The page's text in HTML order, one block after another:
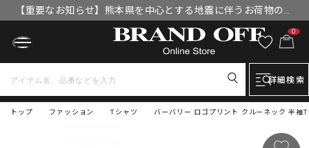
【重要なお知らせ】熊本県を中心とする地震に伴うお荷物のお
届けについて
0
詳細検索
トップ バーバリー ロゴプリント クルーネック 半袖
ファッション Tシャツ